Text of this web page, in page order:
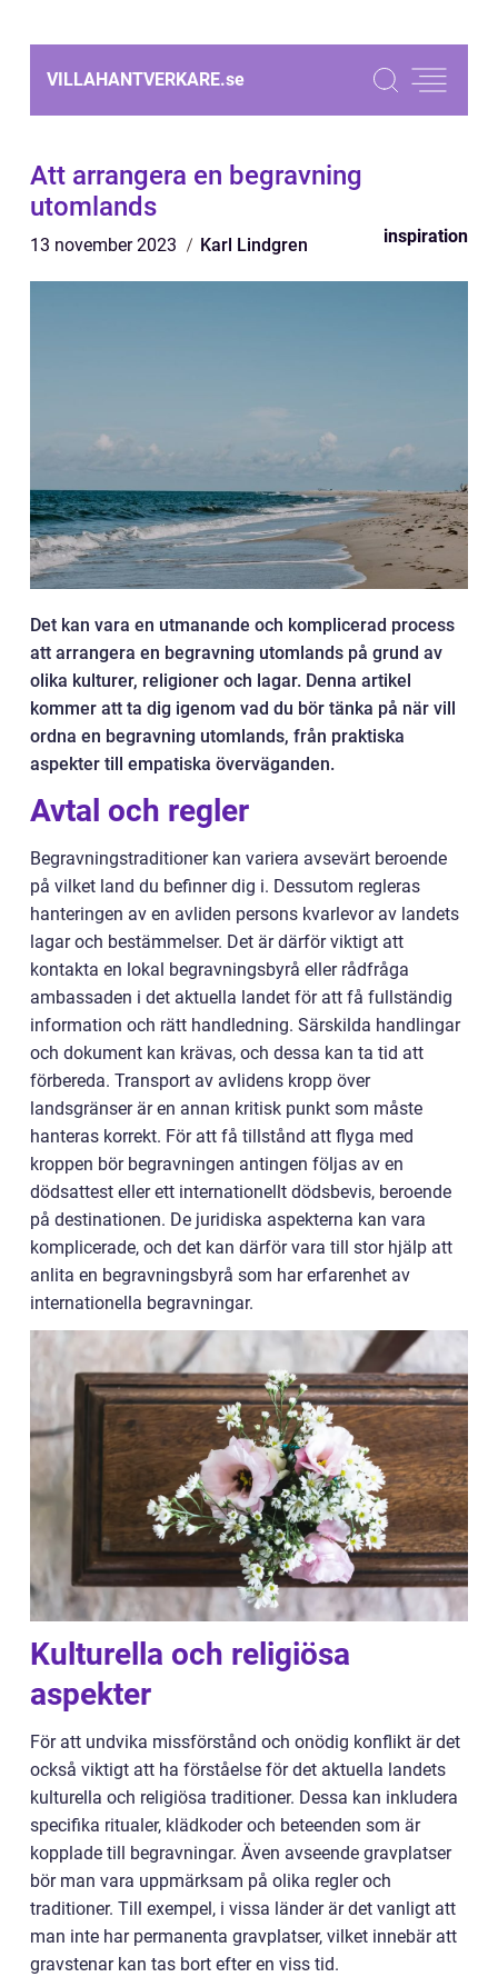
VILLAHANTVERKARE.se
Att arrangera en begravning
utomlands
13 november 2023 Karl Lindgren inspiration
Det kan vara en utmanande och komplicerad process
att arrangera en begravning utomlands på grund av
olika kulturer, religioner och lagar. Denna artikel
kommer att ta dig igenom vad du bör tänka på när vill
ordna en begravning utomlands, från praktiska
aspekter till empatiska överväganden.
Avtal och regler
Begravningstraditioner kan variera avsevärt beroende
på vilket land du befinner dig i. Dessutom regleras
hanteringen av en avliden persons kvarlevor av landets
lagar och bestämmelser. Det är därför viktigt att
kontakta en lokal begravningsbyrå eller rådfråga
ambassaden i det aktuella landet för att få fullständig
information och rätt handledning. Särskilda handlingar
och dokument kan krävas, och dessa kan ta tid att
förbereda. Transport av avlidens kropp över
landsgränser är en annan kritisk punkt som måste
hanteras korrekt. För att få tillstånd att flyga med
kroppen bör begravningen antingen följas av en
dödsattest eller ett internationellt dödsbevis, beroende
på destinationen. De juridiska aspekterna kan vara
komplicerade, och det kan därför vara till stor hjälp att
anlita en begravningsbyrå som har erfarenhet av
internationella begravningar.
Kulturella och religiösa
aspekter
För att undvika missförstånd och onödig konflikt är det
också viktigt att ha förståelse för det aktuella landets
kulturella och religiösa traditioner. Dessa kan inkludera
specifika ritualer, klädkoder och beteenden som är
kopplade till begravningar. Även avseende gravplatser
bör man vara uppmärksam på olika regler och
traditioner. Till exempel, i vissa länder är det vanligt att
man inte har permanenta gravplatser, vilket innebär att
gravstenar kan tas bort efter en viss tid.